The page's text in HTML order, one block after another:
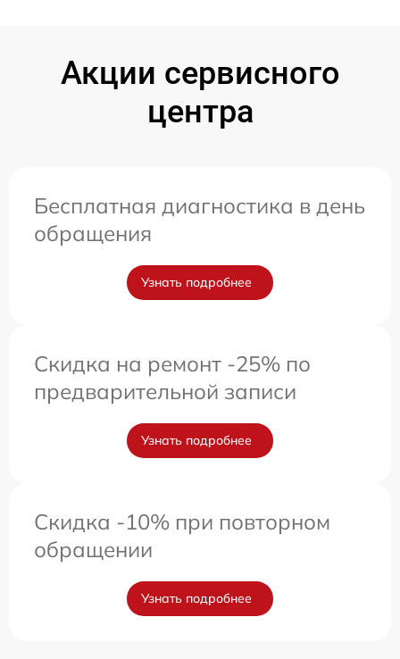
Акции сервисного
центра
Бесплатная диагностика в день
обращения
Узнать подробнее
Скидка на ремонт -25% по
предварительной записи
Узнать подробнее
Скидка -10% при повторном
обращении
Узнать подробнее